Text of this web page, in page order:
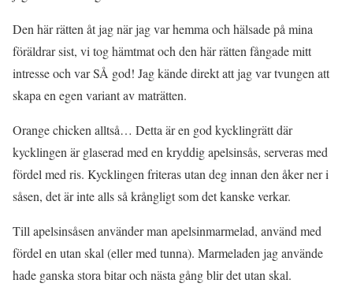
Den här rätten åt jag när jag var hemma och hälsade på mina
föräldrar sist, vi tog hämtmat och den här rätten fångade mitt
intresse och var SÅ god! Jag kände direkt att jag var tvungen att
skapa en egen variant av maträtten.
Orange chicken alltså… Detta är en god kycklingrätt där
kycklingen är glaserad med en kryddig apelsinsås, serveras med
fördel med ris. Kycklingen friteras utan deg innan den åker ner i
såsen, det är inte alls så krångligt som det kanske verkar.
Till apelsinsåsen använder man apelsinmarmelad, använd med
fördel en utan skal (eller med tunna). Marmeladen jag använde
hade ganska stora bitar och nästa gång blir det utan skal.